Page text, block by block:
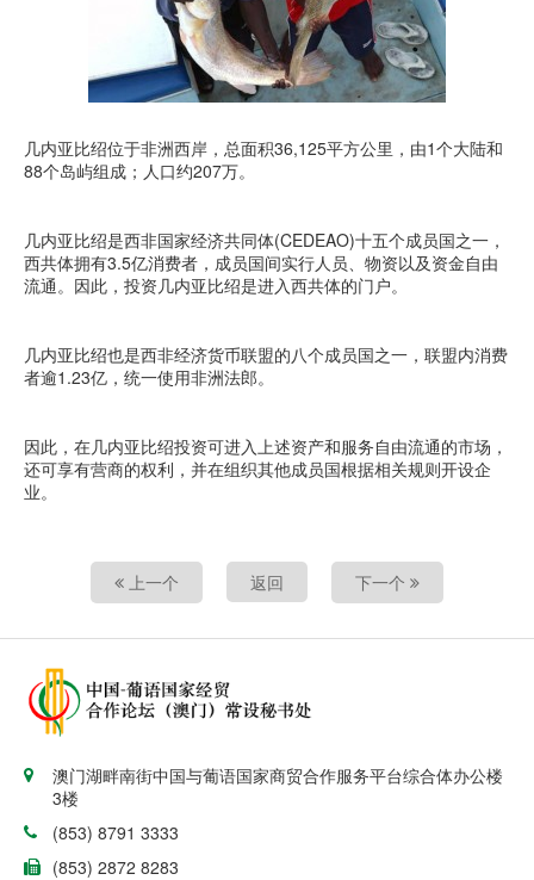
几内亚比绍位于非洲西岸，总面积36,125平方公里，由1个大陆和
88个岛屿组成；人口约207万。
几内亚比绍是西非国家经济共同体(CEDEAO)十五个成员国之一，
西共体拥有3.5亿消费者，成员国间实行人员、物资以及资金自由
流通。因此，投资几内亚比绍是进入西共体的门户。
几内亚比绍也是西非经济货币联盟的八个成员国之一，联盟内消费
者逾1.23亿，统一使用非洲法郎。
因此，在几内亚比绍投资可进入上述资产和服务自由流通的市场，
还可享有营商的权利，并在组织其他成员国根据相关规则开设企
业。
上一个 返回 下一个
澳门湖畔南街中国与葡语国家商贸合作服务平台综合体办公楼
3楼
(853) 8791 3333
(853) 2872 8283